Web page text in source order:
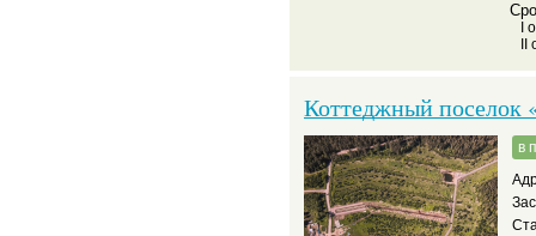
I
Коттеджный поселок
в